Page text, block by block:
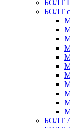
БОЛТ
БОЛТ с
БОЛТ